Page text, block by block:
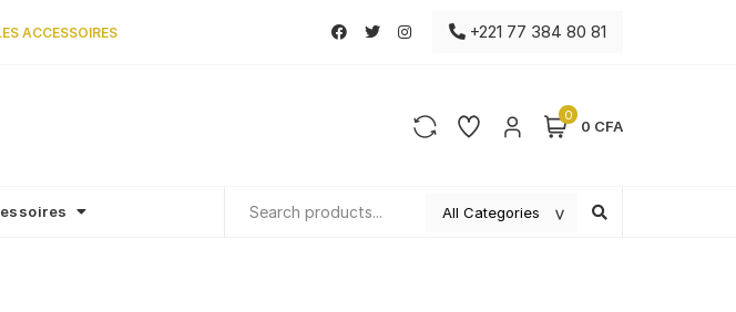
ACCESSOIRES +221 77 384 80 81
0
0 CFA